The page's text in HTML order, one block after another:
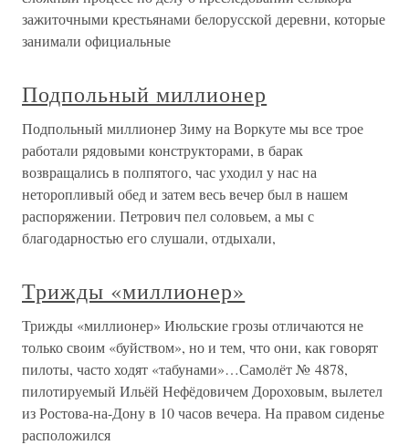
зажиточными крестьянами белорусской деревни, которые
занимали официальные
Подпольный миллионер
Подпольный миллионер Зиму на Воркуте мы все трое
работали рядовыми конструкторами, в барак
возвращались в полпятого, час уходил у нас на
неторопливый обед и затем весь вечер был в нашем
распоряжении. Петрович пел соловьем, а мы с
благодарностью его слушали, отдыхали,
Трижды «миллионер»
Трижды «миллионер» Июльские грозы отличаются не
только своим «буйством», но и тем, что они, как говорят
пилоты, часто ходят «табунами»…Самолёт № 4878,
пилотируемый Ильёй Нефёдовичем Дороховым, вылетел
из Ростова-на-Дону в 10 часов вечера. На правом сиденье
расположился